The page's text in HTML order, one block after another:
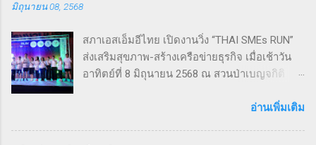
แสดงโดย ดำเกิง ฐิตะปิยะศักดิ์ หรือ คุณบิ๊ก
ช่างตัดผมชาวอังกฤษ ที่สูญเสียภรรยาและลูกไป
จนเกิดเป็นความแค้นที่นำไปสู่โศกอนาถตกรรม
เลวร้ายในที่สุด โดยตัวละคร Sweeney Todd มีต้น
ความนิยมอย่างต่อเนื่อง ซึ่งรู้จักกันในชื่อ Penny
มิถุนายน 08, 2568
สภาเอสเอ็มอีไทย เปิดงานวิ่ง “THAI SMEs RUN”
ส่งเสริมสุขภาพ-สร้างเครือข่ายธุรกิจ เมื่อเช้าวัน
อาทิตย์ที่ 8 มิถุนายน 2568 ณ สวนป่าเบญจกิติ
ไทย (สภาเอสเอ็มอีไทย) จัดงานวิ่งมินิมาราธอน
อ่านเพิ่มเติม